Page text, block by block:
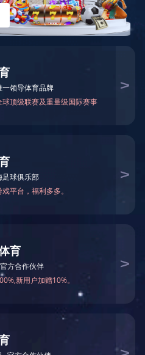
定制加工
站登录入口-华体会(中国) 版权所有
号-2
号